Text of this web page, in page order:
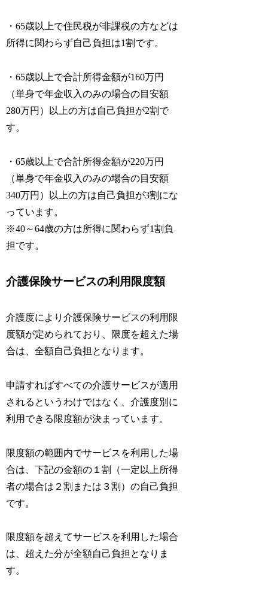
・65歳以上で住民税が非課税の方などは
所得に関わらず自己負担は1割です。
・65歳以上で合計所得金額が160万円
（単身で年金収入のみの場合の目安額
280万円）以上の方は自己負担が2割で
す。
・65歳以上で合計所得金額が220万円
（単身で年金収入のみの場合の目安額
340万円）以上の方は自己負担が3割にな
っています。
※40～64歳の方は所得に関わらず1割負
担です。
介護保険サービスの利用限度額
介護度により介護保険サービスの利用限
度額が定められており、限度を超えた場
合は、全額自己負担となります。
申請すればすべての介護サービスが適用
されるというわけではなく、介護度別に
利用できる限度額が決まっています。
限度額の範囲内でサービスを利用した場
合は、下記の金額の１割（一定以上所得
者の場合は２割または３割）の自己負担
です。
限度額を超えてサービスを利用した場合
は、超えた分が全額自己負担となりま
す。